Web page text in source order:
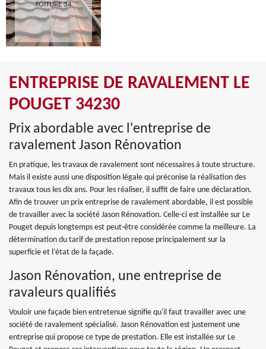
TOITURE 34
ENTREPRISE DE RAVALEMENT LE
POUGET 34230
Prix abordable avec l'entreprise de
ravalement Jason Rénovation
En pratique, les travaux de ravalement sont nécessaires à toute structure.
Mais il existe aussi une disposition légale qui préconise la réalisation des
travaux tous les dix ans. Pour les réaliser, il suffit de faire une déclaration.
Afin de trouver un prix entreprise de ravalement abordable, il est possible
de travailler avec la société Jason Rénovation. Celle-ci est installée sur Le
Pouget depuis longtemps est peut-être considérée comme la meilleure. La
détermination du tarif de prestation repose principalement sur la
superficie et l’état de la façade.
Jason Rénovation, une entreprise de
ravaleurs qualifiés
Vouloir une façade bien entretenue signifie qu'il faut travailler avec une
société de ravalement spécialisé. Jason Rénovation est justement une
entreprise qui propose ce type de prestation. Elle est installée sur Le